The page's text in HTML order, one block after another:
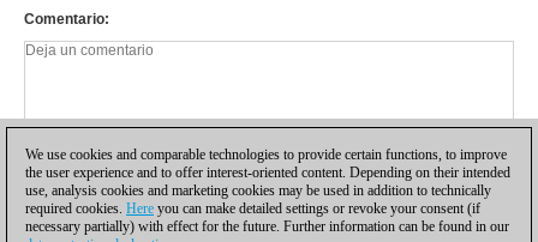
Comentario
We use cookies and comparable technologies to provide certain functions, to improve
the user experience and to offer interest-oriented content. Depending on their intended
use, analysis cookies and marketing cookies may be used in addition to technically
required cookies. Here you can make detailed settings or revoke your consent (if
necessary partially) with effect for the future. Further information can be found in our